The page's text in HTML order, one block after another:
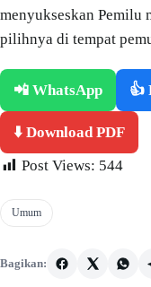
menyukseskan Pemilu
pilihnya di tempat
📲 WhatsApp 👍
⬇️ Download PDF
Post Views: 544
Umum
Bagikan: